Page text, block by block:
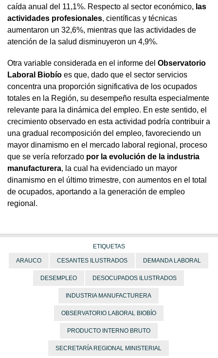
caída anual del 11,1%. Respecto al sector económico, las
actividades profesionales, científicas y técnicas
aumentaron un 32,6%, mientras que las actividades de
atención de la salud disminuyeron un 4,9%.
Otra variable considerada en el informe del Observatorio
Laboral Biobío es que, dado que el sector servicios
concentra una proporción significativa de los ocupados
totales en la Región, su desempeño resulta especialmente
relevante para la dinámica del empleo. En este sentido, el
crecimiento observado en esta actividad podría contribuir a
una gradual recomposición del empleo, favoreciendo un
mayor dinamismo en el mercado laboral regional, proceso
que se vería reforzado por la evolución de la industria
manufacturera, la cual ha evidenciado un mayor
dinamismo en el último trimestre, con aumentos en el total
de ocupados, aportando a la generación de empleo
regional.
ETIQUETAS
ARAUCO CESANTES ILUSTRADOS DEMANDA LABORAL
DESEMPLEO DESOCUPADOS ILUSTRADOS
INDUSTRIA MANUFACTURERA
OBSERVATORIO LABORAL BIOBÍO
PRODUCTO INTERNO BRUTO
SECRETARÍA REGIONAL MINISTERIAL